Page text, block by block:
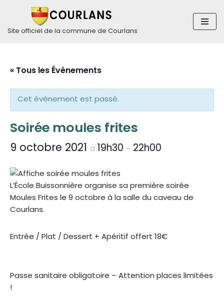
Aller
Site officiel de la commune de Courlans
« Tous les Évènements
Cet évènement est passé.
Soirée moules frites
9 octobre 2021 à 19h30 – 22h00
L’École Buissonnière organise sa première soirée
Moules Frites le 9 octobre à la salle du caveau de
Courlans.
Entrée / Plat / Dessert + Apéritif offert 18€
Passe sanitaire obligatoire – Attention places limitées
!